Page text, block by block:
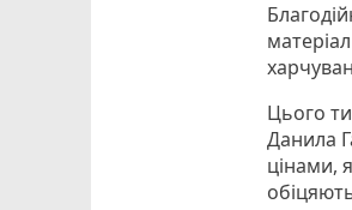
Цього
Данила
цінами,